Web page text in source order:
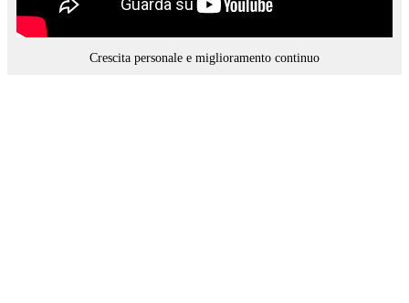
Crescita personale e miglioramento continuo